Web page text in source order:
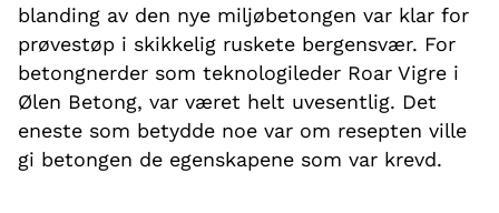
blanding av den nye miljøbetongen var klar for
prøvestøp i skikkelig ruskete bergensvær. For
betongnerder som teknologileder Roar Vigre i
Ølen Betong, var været helt uvesentlig. Det
eneste som betydde noe var om resepten ville
gi betongen de egenskapene som var krevd.